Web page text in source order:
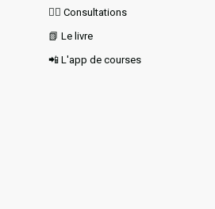
👩‍⚕️ Consultations
📗 Le livre
📲 L'app de courses